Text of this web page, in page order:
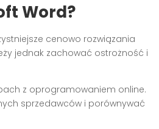
Word?
cenowo rozwiązania
jednak zachować ostrożność i
z oprogramowaniem online.
sprzedawców i porównywać